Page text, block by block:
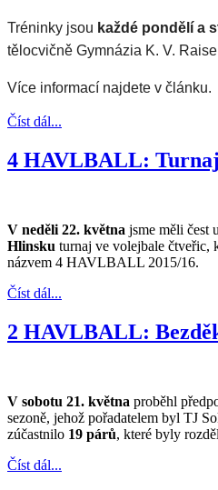
Tréninky jsou každé pondělí a
tělocvičně Gymnázia K. V.
Více informací najdete v článku.
Číst dál...
4 HAVLBALL: Turnaj
V neděli 22. května jsme měli čest
Hlinsku turnaj ve volejbale čtveřic,
názvem 4 HAVLBALL 2015/16.
Číst dál...
2 HAVLBALL:
V sobotu 21. května proběhl
sezoně, jehož pořadatelem byl TJ
zúčastnilo 19 párů, které byly
Číst dál...